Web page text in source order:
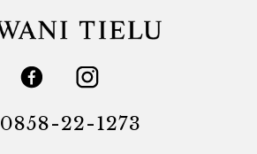
0858-22-1273